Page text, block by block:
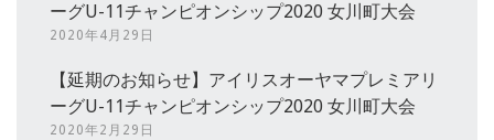
ーグU-11チャンピオンシップ2020 女川町大会
2020年4月29日
【延期のお知らせ】アイリスオーヤマプレミアリ
ーグU-11チャンピオンシップ2020 女川町大会
2020年2月29日